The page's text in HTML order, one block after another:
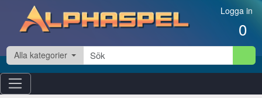
Hoppa till innehåll Logga in
0
Alla kategorier